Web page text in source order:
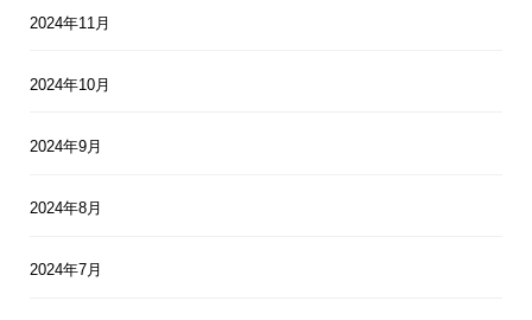
2024年11月
2024年10月
2024年9月
2024年8月
2024年7月